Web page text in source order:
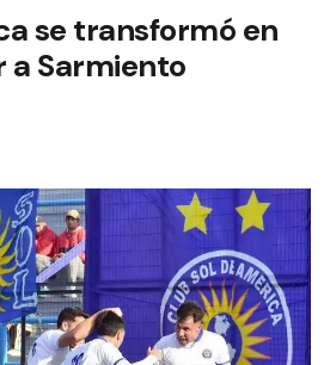
se transformó en
a Sarmiento